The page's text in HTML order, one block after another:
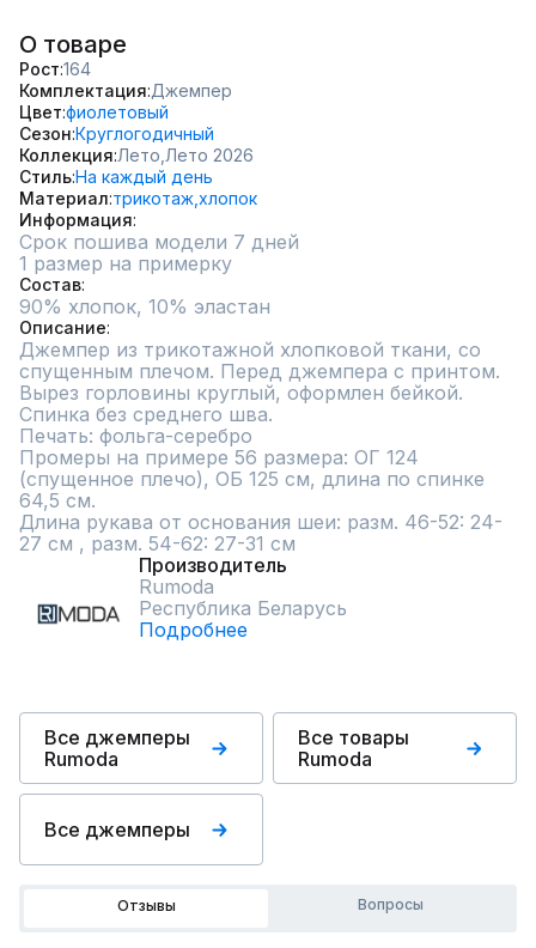
О товаре
Рост 164
Комплектация Джемпер
Цвет фиолетовый
Сезон Круглогодичный
Коллекция Лето, Лето 2026
СтильНа каждый день
Материал трикотаж, хлопок
Информация
Срок пошива модели 7 дней
1 размер на примерку
Состав
90% хлопок, 10% эластан
Описание
Джемпер из трикотажной хлопковой ткани, со
спущенным плечом. Перед джемпера с принтом.
Вырез горловины круглый, оформлен бейкой.
Спинка без среднего шва.
Печать: фольга-серебро
Промеры на примере 56 размера: ОГ 124
(спущенное плечо), ОБ 125 см, длина по спинке
64,5 см.
Длина рукава от основания шеи: разм. 46-52: 24-
27 см , разм. 54-62: 27-31 см
Производитель
Rumoda
Республика Беларусь
Подробнее
Все джемперы
Rumoda
Все товары
Rumoda
Все джемперы
Отзывы Вопросы